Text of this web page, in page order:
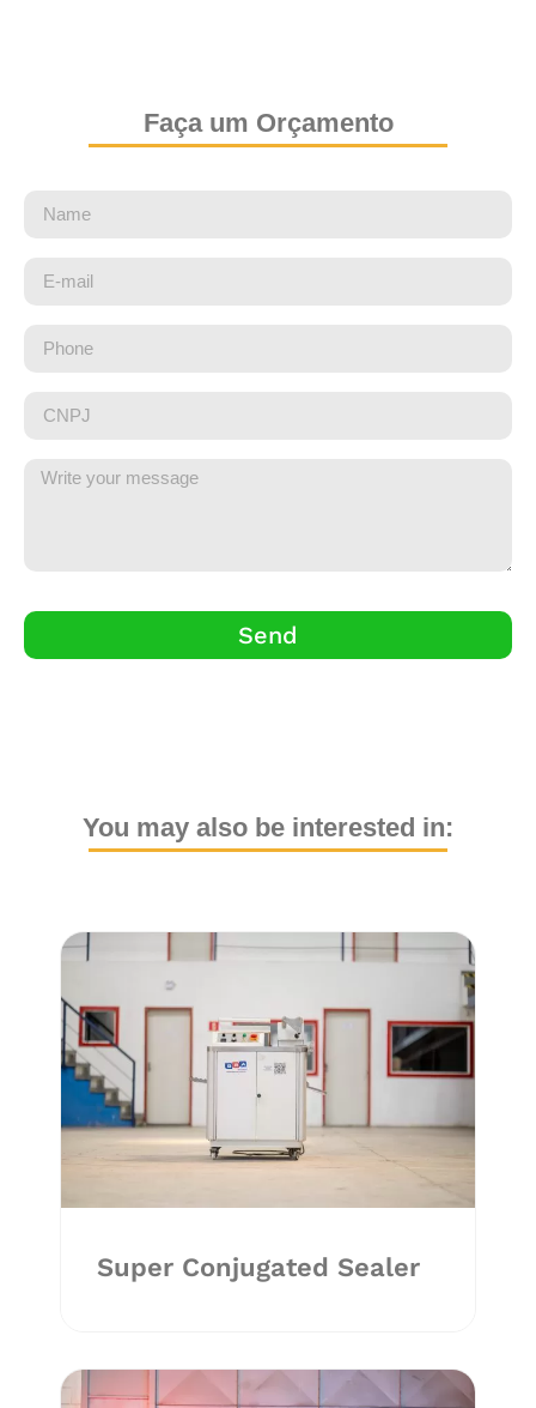
Faça um Orçamento
Send
You may also be interested in:
Super Conjugated Sealer